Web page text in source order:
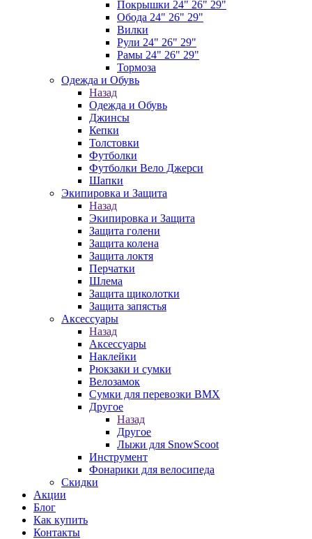
Покрышки 24" 26" 29"
Обода 24" 26" 29"
Вилки
Рули 24" 26" 29"
Рамы 24" 26" 29"
Тормоза
Одежда и Обувь
Назад
Одежда и Обувь
Джинсы
Кепки
Толстовки
Футболки
Футболки Вело Джерси
Шапки
Экипировка и Защита
Назад
Экипировка и Защита
Защита голени
Защита колена
Защита локтя
Перчатки
Шлема
Защита щиколотки
Защита запястья
Аксессуары
Назад
Аксессуары
Наклейки
Рюкзаки и сумки
Велозамок
Сумки для перевозки BMX
Другое
Назад
Другое
Лыжи для SnowScoot
Инструмент
Фонарики для велосипеда
Скидки
Акции
Блог
Как купить
Контакты